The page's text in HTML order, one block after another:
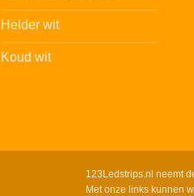
Helder wit
Koud wit
123Ledstrips.nl neemt
Met onze links kunnen